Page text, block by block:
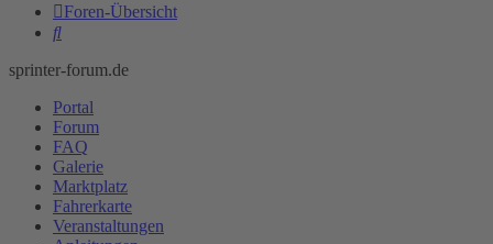
Foren-Übersicht
Suche
sprinter-forum.de
Portal
Forum
FAQ
Galerie
Marktplatz
Fahrerkarte
Veranstaltungen